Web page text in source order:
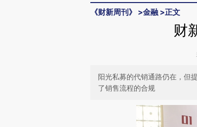
《财新周刊》 >金融 >正文
财
阳光私募的代销通路仍在，但
了销售流程的合规